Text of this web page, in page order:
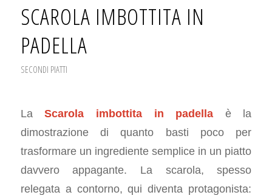
SCAROLA IMBOTTITA IN
PADELLA
SECONDI PIATTI
LaScarola imbottita in padella è la
dimostrazione di quanto basti poco per
trasformare un ingrediente semplice in un piatto
davvero appagante. La scarola, spesso
relegata a contorno, qui diventa protagonista: